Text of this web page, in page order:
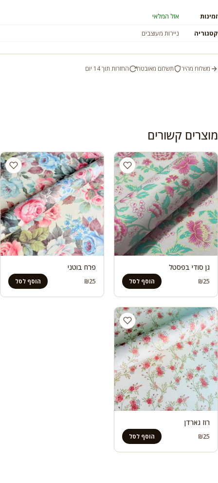
זמינות
אזל המלאי
קטגוריה
ניירות מעוצבים
משלוח מהיר תשלום מאובטח החזרות תוך 14 יום
מוצרים קשורים
גן סודי בפסטל
₪25 הוסף לסל
פרח בוטני
₪25 הוסף לסל
רוז גארדן
₪25 הוסף לסל